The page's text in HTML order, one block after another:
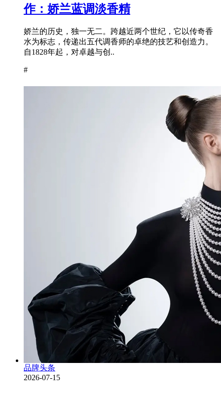
作：娇兰蓝调淡香精
娇兰的历史，独一无二。跨越近两个世纪，它以传奇香
水为标志，传递出五代调香师的卓绝的技艺和创造力。
自1828年起，对卓越与创..
#
品牌头条
2026-07-15